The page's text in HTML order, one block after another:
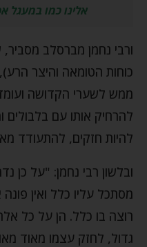
אלינו כמו במעגל
ורבי נחמן מברסלב
כוחות הטומאה והיצר
ממש לשערי הקדושה
להרחיק אותו עם בלבולים
להיות חזקים, להתעודד
ובלשון רבי נחמן: "על כן
מסתכל עליו כלל ואין פונה
רוצה בו כלל. הן על כל
גדול, לחזק עצמו מאוד